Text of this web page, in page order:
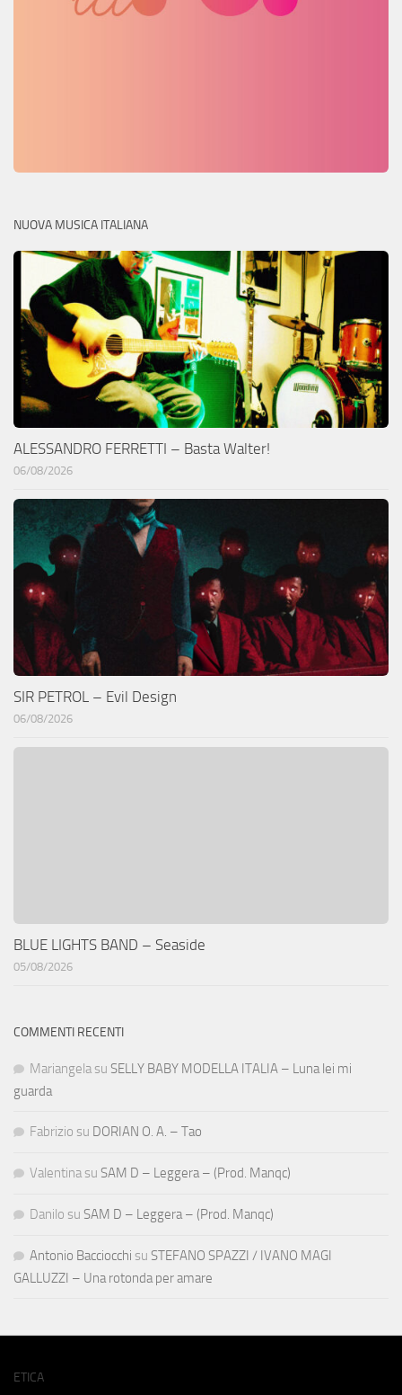
NUOVA MUSICA ITALIANA
ALESSANDRO FERRETTI – Basta Walter!
06/08/2026
SIR PETROL – Evil Design
06/08/2026
BLUE LIGHTS BAND – Seaside
05/08/2026
COMMENTI RECENTI
Mariangela su SELLY BABY MODELLA ITALIA – Luna lei mi
guarda
Fabrizio su DORIAN O. A. – Tao
Valentina su SAM D – Leggera – (Prod. Manqc)
Danilo su SAM D – Leggera – (Prod. Manqc)
Antonio Bacciocchi su STEFANO SPAZZI / IVANO MAGI
GALLUZZI – Una rotonda per amare
ETICA